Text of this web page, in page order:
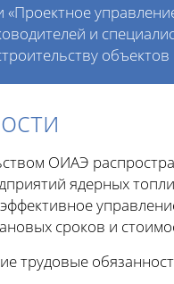
и
ОИАЭ
ядерных
сроков и
трудовые